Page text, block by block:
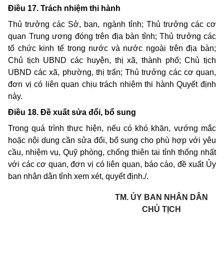
Điều 17. Trách nhiệm thi hành
Thủ trưởng các Sở, ban, ngành tỉnh; Thủ trưởng các cơ
quan Trung ương đóng trên địa bàn tỉnh; Thủ trưởng các
tổ chức kinh tế trong nước và nước ngoài trên địa bàn;
Chủ tịch UBND các huyện, thị xã, thành phố; Chủ tịch
UBND các xã, phường, thị trấn; Thủ trưởng các cơ quan,
đơn vị có liên quan chịu trách nhiệm thi hành Quyết định
này.
Điều 18. Đề xuất sửa đổi, bổ sung
Trong quá trình thực hiện, nếu có khó khăn, vướng mắc
hoặc nội dung cần sửa đổi, bổ sung cho phù hợp với yêu
cầu, nhiệm vụ, Quỹ phòng, chống thiên tai tỉnh thống nhất
với các cơ quan, đơn vị có liên quan, báo cáo, đề xuất Ủy
ban nhân dân tỉnh xem xét, quyết định./.
TM. ỦY BAN NHÂN DÂN
CHỦ TỊCH